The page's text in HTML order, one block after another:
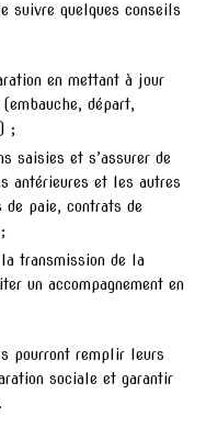
suivre quelques conseils
en mettant à jour
départ,
;
saisies et s’assurer de
antérieures et les autres
paie, contrats de
transmission de la
un accompagnement en
pourront remplir leurs
sociale et garantir